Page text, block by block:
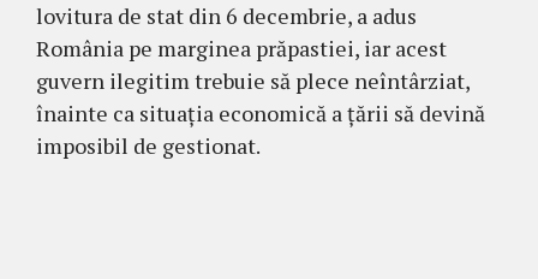
lovitura de stat din 6 decembrie, a adus
România pe marginea prăpastiei, iar acest
guvern ilegitim trebuie să plece neîntârziat,
înainte ca situația economică a țării să devină
imposibil de gestionat.